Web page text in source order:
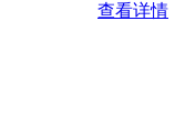
查看详情